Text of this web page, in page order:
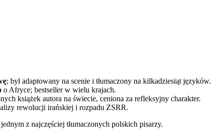
; był adaptowany na scenie i tłumaczony na kilkadziesiąt języków.
o Afryce; bestseller w wielu krajach.
książek autora na świecie, ceniona za refleksyjny charakter.
rewolucji irańskiej i rozpadu ZSRR.
z najczęściej tłumaczonych polskich pisarzy.